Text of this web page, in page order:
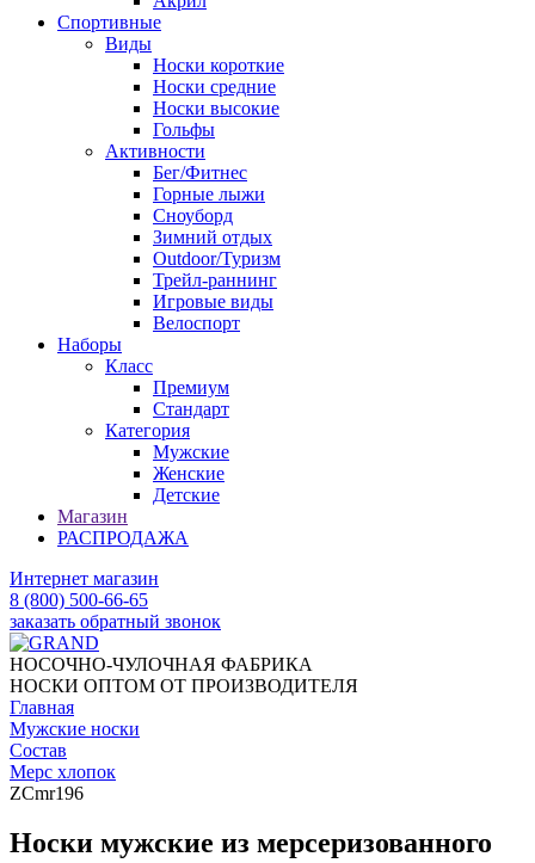
Спортивные
Виды
Носки короткие
Носки средние
Носки высокие
Гольфы
Активности
Бег/Фитнес
Горные лыжи
Сноуборд
Зимний отдых
Outdoor/Туризм
Трейл-раннинг
Игровые виды
Велоспорт
Наборы
Класс
Премиум
Стандарт
Категория
Мужские
Женские
Детские
Магазин
РАСПРОДАЖА
Интернет магазин
8 (800) 500-66-65
заказать обратный звонок
НОСОЧНО-ЧУЛОЧНАЯ ФАБРИКА
НОСКИ ОПТОМ ОТ ПРОИЗВОДИТЕЛЯ
Главная
Мужские носки
Состав
Мерс хлопок
ZCmr196
Носки мужские из мерсеризованного